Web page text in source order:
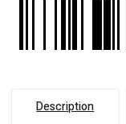
Description